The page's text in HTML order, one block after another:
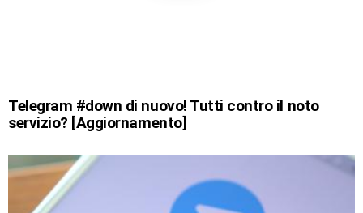
Telegram #down di nuovo! Tutti contro il noto
servizio? [Aggiornamento]